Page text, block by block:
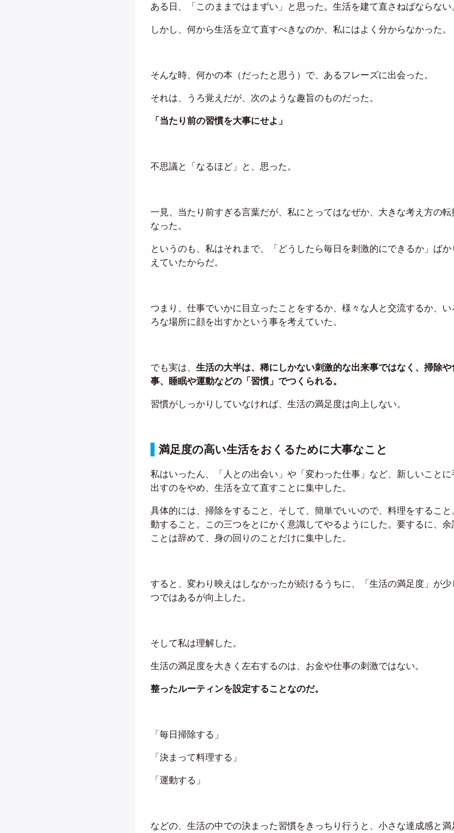
ある日、「このままではまずい」と思った。生活を建て直さねばならない
しかし、何から生活を立て直すべきなのか、私にはよく分からなかった。
そんな時、何かの本（だったと思う）で、あるフレーズに出会った。
それは、うろ覚えだが、次のような趣旨のものだった。
「当たり前の習慣を大事にせよ」
不思議と「なるほど」と、思った。
一見、当たり前すぎる言葉だが、私にとってはなぜか、大きな考え方の転
なった。
というのも、私はそれまで、「どうしたら毎日を刺激的にできるか」ばか
えていたからだ。
つまり、仕事でいかに目立ったことをするか、様々な人と交流するか、い
ろな場所に顔を出すかという事を考えていた。
でも実は、 生活の大半は、稀にしかない刺激的な出来事ではなく、掃除や
事、睡眠や運動などの「習慣」でつくられる。
習慣がしっかりしていなければ、生活の満足度は向上しない。
満足度の高い生活をおくるために大事なこと
私はいったん、「人との出会い」や「変わった仕事」など、新しいことに
出すのをやめ、生活を立て直すことに集中した。
具体的には、掃除をすること、そして、簡単でいいので、料理をすること
動すること。この三つをとにかく意識してやるようにした。要するに、余
ことは辞めて、身の回りのことだけに集中した。
すると、変わり映えはしなかったが続けるうちに、「生活の満足度」が少
つではあるが向上した。
そして私は理解した。
生活の満足度を大きく左右するのは、お金や仕事の刺激ではない。
整ったルーティンを設定することなのだ。
「毎日掃除する」
「決まって料理する」
「運動する」
などの、生活の中での決まった習慣をきっちり行うと、小さな達成感と満